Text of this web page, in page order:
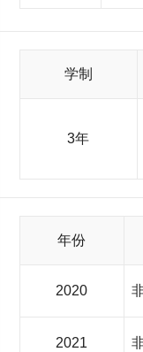
仪器专项等项目上不
德国、日本等国家和
人才联合培养项目，
学制
3年
年份
2020
2021